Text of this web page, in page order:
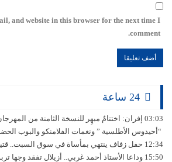
and website in this browser for the next time I
comment.
03:03 إفران: اختتامٌ مبهِر للنسخة الثامنة من
“أحيدوس الأطلسية ” ونغمات الفلامنكو والبوب
12:34 حفل زفاف ينتهي بمأساة في سوق السبت.. قتيل و3 جرحى في
15:50 وداعا الأستاذ أحمد غربي.. أزيلال تفقد وجها